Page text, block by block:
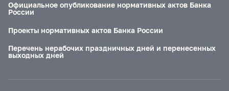
Официальное опубликование нормативных актов Банка
России
Проекты нормативных актов Банка России
Перечень нерабочих праздничных дней и перенесенных
выходных дней